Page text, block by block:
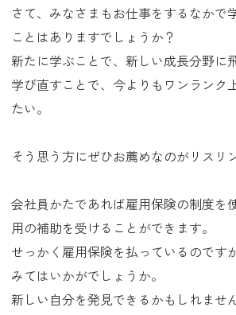
さて、みなさまもお仕事をするなかで
ことはありますでしょうか？
新たに学ぶことで、新しい成長分野に
学び直すことで、今よりもワンランク
たい。
そう思う方にぜひお薦めなのがリスリ
会社員かたであれば雇用保険の制度を
用の補助を受けることができます。
せっかく雇用保険を払っているのです
みてはいかがでしょうか。
新しい自分を発見できるかもしれません